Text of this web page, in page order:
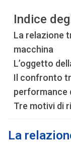
Indice
La relazione
macchina
L’oggetto
Il confronto
performance
Tre motivi di
La